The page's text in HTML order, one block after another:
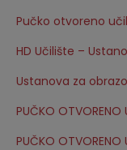
Pučko otvoreno
HD Učilište –
Ustanova za
PUČKO OTVORENO
PUČKO OTVORENO